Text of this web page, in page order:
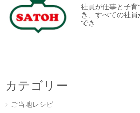
社員が仕事と子
き、すべての社
でき ...
カテゴリー
ご当地レシピ